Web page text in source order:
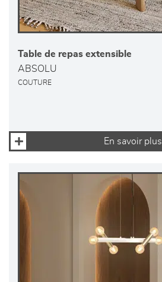
Table de repas extensible
ABSOLU
COUTURE
En savoir plus